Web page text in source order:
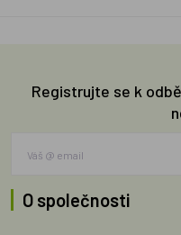
Registrujte se k
O společnosti